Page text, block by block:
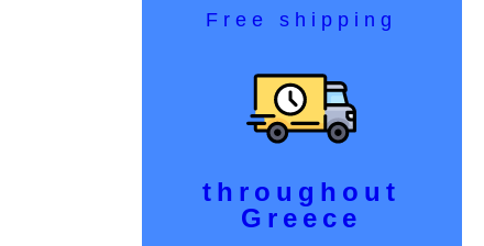
Free shipping
throughout
Greece